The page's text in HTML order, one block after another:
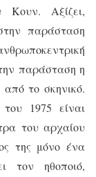
Κουν. Αξίζει,
παράσταση
παράσταση η
το σκηνικό.
1975 είναι
του αρχαίου
της μόνο ένα
τον ηθοποιό,